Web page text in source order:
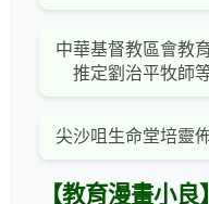
中華基督教區會教
推定劉治平牧師
尖沙咀生命堂培靈
【教育漫畫小良】